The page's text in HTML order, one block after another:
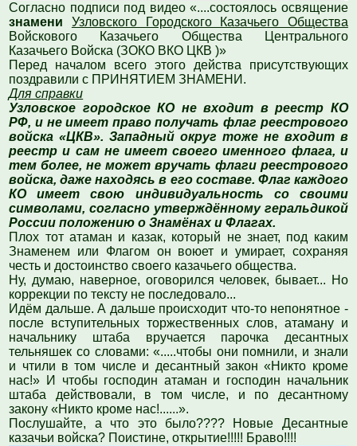
Согласно подписи под видео «....состоялось освящение
знамени
Узловского Городского Казачьего Общества
Войскового Казачьего Общества Центрального
Казачьего Войска (ЗОКО ВКО ЦКВ )»
Перед началом всего этого действа присутствующих
поздравили с ПРИНЯТИЕМ ЗНАМЕНИ.
Для справки
Узловское городское КО не входит в реестр КО
РФ, и не имеет право получать флаг реестрового
войска «ЦКВ». Западный округ тоже не входит в
реестр и сам не имеет своего именного флага, и
тем более, не может вручать флаги реестрового
войска, даже находясь в его составе. Флаг каждого
КО имеет свою индивидуальность со своими
символами, согласно утверждённому геральдикой
России положению о Знамёнах и Флагах.
Плох тот атаман и казак, который не знает, под каким
Знаменем или Флагом он воюет и умирает, сохраняя
честь и достоинство своего казачьего общества.
Ну, думаю, наверное, оговорился человек, бывает... Но
коррекции по тексту не последовало...
Идём дальше. А дальше происходит что-то непонятное -
после вступительных торжественных слов, атаману и
начальнику штаба вручается парочка десантных
тельняшек со словами: «.....чтобы они помнили, и знали
и чтили в том числе и десантный закон «Никто кроме
нас!» И чтобы господин атаман и господин начальник
штаба действовали, в том числе, и по десантному
закону «Никто кроме нас!......».
Послушайте, а что это было???? Новые Десантные
казачьи войска? Поистине, открытие!!!!! Браво!!!!